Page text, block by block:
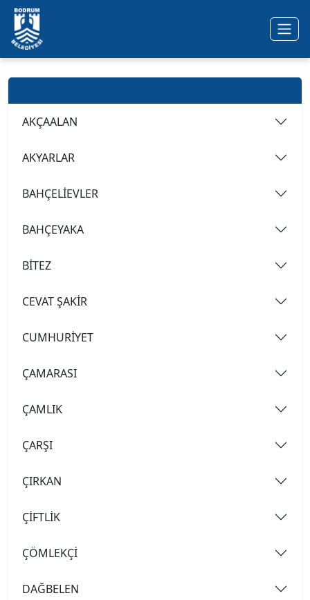
Ana içeriğe geç
AKÇAALAN
AKYARLAR
BAHÇELİEVLER
BAHÇEYAKA
BİTEZ
CEVAT ŞAKİR
CUMHURİYET
ÇAMARASI
ÇAMLIK
ÇARŞI
ÇIRKAN
ÇİFTLİK
ÇÖMLEKÇİ
DAĞBELEN